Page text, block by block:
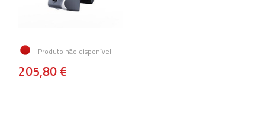
Produto não disponível
205,80 €